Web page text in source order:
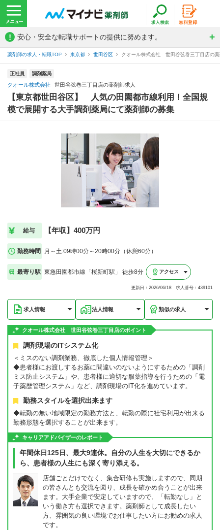
! 安心・安全な転職サポートの提供に努めます。
薬剤師の求人・転職TOP 東京都 世田谷区 クオール株式会社 世田谷弦巻三丁目店の
正社員 調剤薬局
クオール株式会社 世田谷弦巻三丁目店の薬剤師求人
【東京都世田谷区】 人気の田園都市線利用！全国規
模で展開する大手調剤薬局にて薬剤師の募集
給与 【年収】400万円
勤務時間 月～土:09時00分～20時00分（休憩60分）
最寄り駅 東急田園都市線「桜新町駅」 徒歩8分 アクセス
更新日：2026/06/18 求人番号：439101
求人情報 法人情報 類似の求人
クオール株式会社 世田谷弦巻三丁目店のポイント
調剤現場のITシステム化
＜ミスのない調剤業務、徹底した個人情報管理＞
◆患者様にお渡しするお薬に間違いのないようにするための「調剤
ミス防止システム」や、患者様に適切な服薬指導を行うための「電
子薬歴管理システム」など、調剤現場のIT化を進めています。
勤務スタイルを選択出来ます
◆転勤の無い地域限定の勤務方法と、転勤の際に社宅利用が出来る
勤務形態を選択することが出来ます。
キャリアアドバイザーのレポート
年間休日125日、最大9連休。自分の人生を大切にできるか
ら、患者様の人生にも深く寄り添える。
店舗ごとだけでなく、集合研修も実施しますので、同期
の皆さんとも交流を図り、成長を確かめ合うことが出来
ます。大手企業で安定していますので、「転勤なし」と
いう働き方も選択できます。薬剤師として成長したい
方、雰囲気の良い環境でお仕事したい方にお勧めの求人
です。